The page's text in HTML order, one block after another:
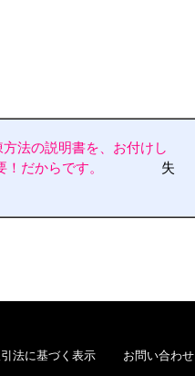
法の説明書を、お付けし
だからです。
失
法に基づく表示 お問い合わせ